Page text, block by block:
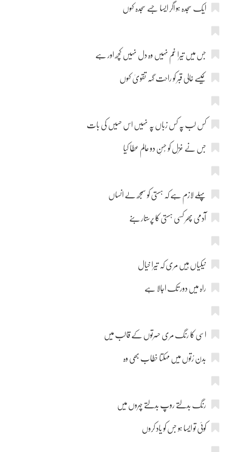
ایک سجدہ ہو اگر ایسا جسے سجدہ کہوں
جس میں تیرا غم نہیں وہ دل نہیں کچھ اور ہے
کیسے خالی قبر کو راحت گہہ تقویٰ کہوں
کس لب پہ کس زباں پہ نہیں اس حسیٖں کی بات
جس نے غزل کو حُسنِ دو عالم عطا کیا
پہلے لازم ہے کہ ہستی کو سمجھ لے انساں
آدمی پھر کسی ہستی کا پرستار بنے
نیکیاں ہیں مری کہ تیرا خیال
راہ میں دور تک اجالا ہے
اسی کا رنگ مری حسرتوں کے قالب میں
بدن رُتوں میں مہکتا خطاب بھی وہ
رنگ بدلتے روپ بدلتے چہروں میں
کوئی تو ایسا ہو جس کو یاد کروں